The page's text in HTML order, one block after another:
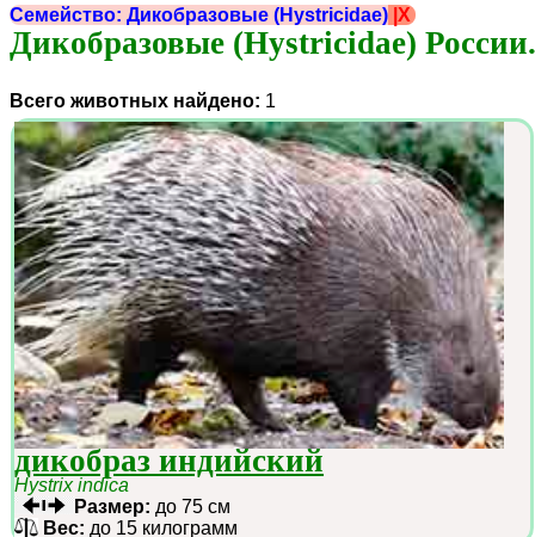
Семейство: Дикобразовые (Hystricidae) |X
Дикобразовые (Hystricidae) России.
Всего животных найдено: 1
дикобраз индийский
Hystrix indica
Размер: до 75 см
Вес: до 15 килограмм